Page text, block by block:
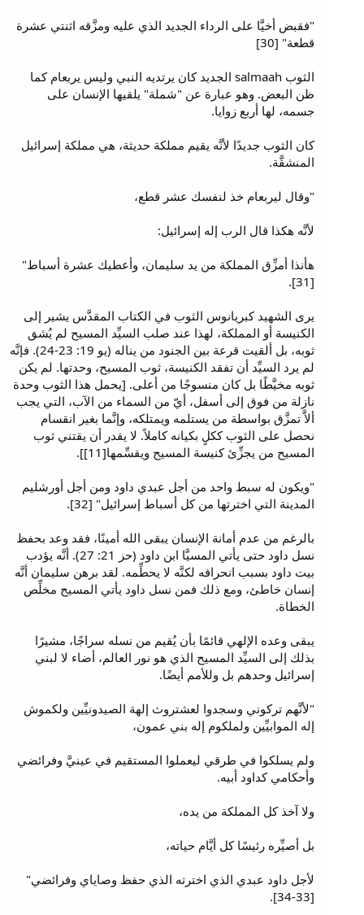
"فقبض أخيَّا على الرداء الجديد الذي عليه ومزَّقه اثنتي عشرة
قطعة" [30]
الثوب salmaah الجديد كان يرتديه النبي وليس يربعام كما
ظن البعض. وهو عبارة عن "شملة" يلقيها الإنسان على
جسمه، لها أربع زوايا.
كان الثوب جديدًا لأنَّه يقيم مملكة حديثة، هي مملكة إسرائيل
المنشقَّة.
"وقال ليربعام خذ لنفسك عشر قطع،
لأنَّه هكذا قال الرب إله إسرائيل:
هأنذا أمزِّق المملكة من يد سليمان، وأعطيك عشرة أسباط"
[31].
يرى الشهيد كبريانوس الثوب في الكتاب المقدَّس يشير إلى
الكنيسة أو المملكة، لهذا عند صلب السيِّد المسيح لم يُشق
ثوبه، بل ألقيت قرعة بين الجنود من يناله (يو 19: 23-24). فإنَّه
لم يرد السيِّد أن تفقد الكنيسة، ثوب المسيح، وحدتها. لم يكن
ثوبه مخيَّطًا بل كان منسوجًا من أعلى. [يحمل هذا الثوب وحدة
نازلة من فوق إلى أسفل، أيّ من السماء من الآب، التي يجب
ألاَّ تمزَّق بواسطة من يستلمه ويمتلكه، وإنَّما بغير انقسام
نحصل على الثوب ككلٍ بكيانه كاملاً. لا يقدر أن يقتني ثوب
المسيح من يجزِّئ كنيسة المسيح ويقسِّمها[11]].
"ويكون له سبط واحد من أجل عبدي داود ومن أجل أورشليم
المدينة التي اخترتها من كل أسباط إسرائيل" [32].
بالرغم من عدم أمانة الإنسان يبقى الله أمينًا، فقد وعد بحفظ
نسل داود حتى يأتي المسيَّا ابن داود (حز 21: 27). أنَّه يؤدب
بيت داود بسبب انحرافه لكنَّه لا يحطِّمه. لقد برهن سليمان أنَّه
إنسان خاطئ، ومع ذلك فمن نسل داود يأتي المسيح مخلِّص
الخطاة.
يبقى وعده الإلهي قائمًا بأن يُقيم من نسله سراجًا، مشيرًا
بذلك إلى السيِّد المسيح الذي هو نور العالم، أضاء لا لبني
إسرائيل وحدهم بل وللأمم أيضًا.
"لأنَّهم تركوني وسجدوا لعشتروث إلهة الصيدونيِّين ولكموش
إله الموابيِّين ولملكوم إله بني عمون،
ولم يسلكوا في طرقي ليعملوا المستقيم في عينيَّ وفرائضي
وأحكامي كداود أبيه.
ولا آخذ كل المملكة من يده،
بل أصيِّره رئيسًا كل أيَّام حياته،
لأجل داود عبدي الذي اخترته الذي حفظ وصاياي وفرائضي"
[33-34].